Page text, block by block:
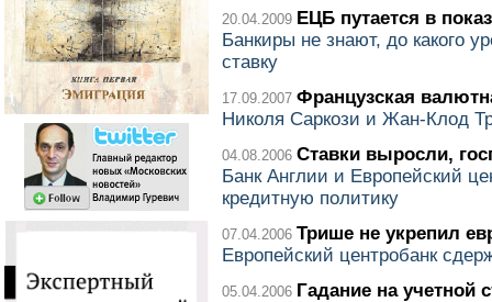
20.04.2009 ЕЦБ путается в
Банкиры не знают, до какого
ставку
17.09.2007 Французская
Николя Саркози и Жан-Клод
04.08.2006 Ставки выросли,
Банк Англии и Европейский
кредитную политику
07.04.2006 Трише не укрепил
Европейский центробанк
05.04.2006 Гадание на учетной